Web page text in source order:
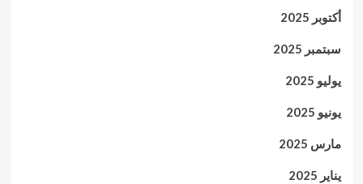
أكتوبر 2025
سبتمبر 2025
يوليو 2025
يونيو 2025
مارس 2025
يناير 2025